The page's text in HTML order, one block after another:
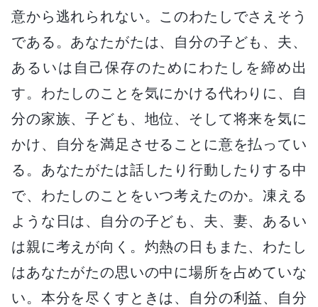
意から逃れられない。このわたしでさえそう
である。あなたがたは、自分の子ども、夫、
あるいは自己保存のためにわたしを締め出
す。わたしのことを気にかける代わりに、自
分の家族、子ども、地位、そして将来を気に
かけ、自分を満足させることに意を払ってい
る。あなたがたは話したり行動したりする中
で、わたしのことをいつ考えたのか。凍える
ような日は、自分の子ども、夫、妻、あるい
は親に考えが向く。灼熱の日もまた、わたし
はあなたがたの思いの中に場所を占めていな
い。本分を尽くすときは、自分の利益、自分